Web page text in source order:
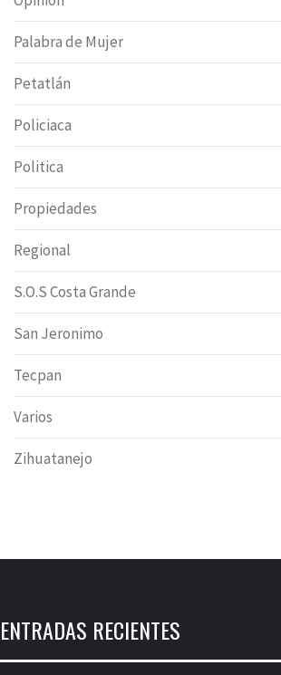
Palabra de Mujer
Petatlán
Policiaca
Politica
Propiedades
Regional
S.O.S Costa Grande
San Jeronimo
Tecpan
Varios
Zihuatanejo
ENTRADAS RECIENTES